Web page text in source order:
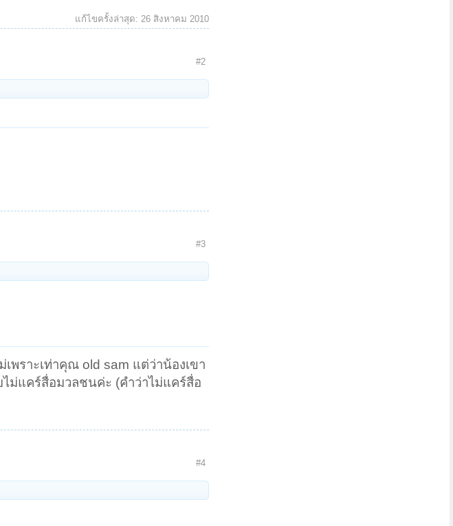
แก้ไขครั้งล่าสุด: 26 สิงหาคม 2010
#2
#3
พราะเท่าคุณ old sam แต่ว่าน้องเขา
ไม่แคร์สื่อมวลชนค่ะ (คำว่าไม่แคร์สื่อ
#4